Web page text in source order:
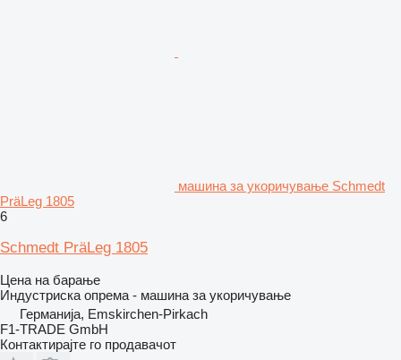
машина за укоричување Schmedt
PräLeg 1805
6
Schmedt PräLeg 1805
Цена на барање
Индустриска опрема - машина за укоричување
Германија, Emskirchen-Pirkach
F1-TRADE GmbH
Контактирајте го продавачот